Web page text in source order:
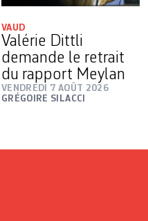
VAUD
Valérie Dittli
demande le retrait
du rapport Meylan
VENDREDI 7 AOÛT 2026
GRÉGOIRE SILACCI